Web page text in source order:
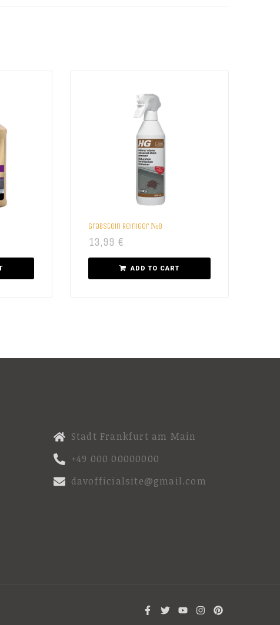
Grabstein Reiniger №8
13,99 €
ADD TO CART
Stadt Frankfurt am Main
+49 000 00000000
davofficialsite@gmail.com